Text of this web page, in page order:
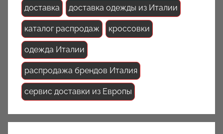
доставка доставка одежды из Италии
каталог распродаж кроссовки
одежда Италии
распродажа брендов Италия
сервис доставки из Европы